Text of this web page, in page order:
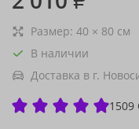
Размер: 40 × 80 см
В наличии
Доставка в г.
1509